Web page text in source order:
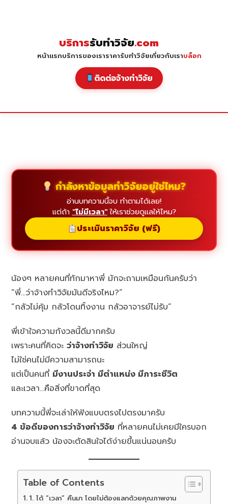
บริการรับทำวิจัย.com
หน้าแรกบริการของเราราคารับทำวิจัยเกี่ยวกับเราบล็อก
ติดต่อจ้างทำวิจัย
กำลังหาข้อมูลทำวิจัยอยู่ใช่ไหม?
อ่านบทความนี้จบ ทำตามได้เลย!
แต่ถ้า "ไม่มีเวลา"ให้เราช่วยดูแลให้ไหม?
ประเมินราคาวิจัย (ฟรี)
น้องๆ หลายคนที่ทักมาหาพี่ มักจะถามเหมือนกันครับว่า
“พี่…ว่าจ้างทำวิจัยมันดีจริงไหม?”
“กลัวไม่คุ้ม กลัวโดนทิ้งงาน กลัวอาจารย์ไม่รับ”
พี่เข้าใจความกังวลนี้ดีมากครับ
เพราะคนที่คิดจะว่าจ้างทำวิจัย ส่วนใหญ่
ไม่ใช่คนไม่มีความสามารถนะ
แต่เป็นคนที่ มีงานประจำ มีตำแหน่ง มีภาระชีวิต
และเวลา…คือสิ่งที่ขาดที่สุด
บทความนี้พี่จะเล่าให้ฟังแบบตรงไปตรงมาครับ
4 ข้อดีของการว่าจ้างทำวิจัย ที่หลายคนไม่เคยมีใครบอก
อ่านจบแล้ว น้องจะตัดสินใจได้ง่ายขึ้นแน่นอนครับ
Table of Contents
1. ได้ “เวลา” คืนมา โดยไม่ต้องแลกด้วยคุณภาพงาน